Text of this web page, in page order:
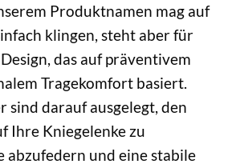
Produktnamen mag auf
klingen, steht aber für
das auf präventivem
Tragekomfort basiert.
sind darauf ausgelegt, den
Ihre Kniegelenke zu
abzufedern und eine stabile